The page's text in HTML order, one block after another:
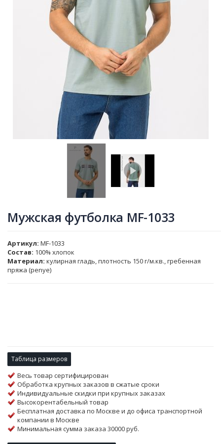
Мужская футболка MF-1033
Артикул MF-1033
Состав: 100% хлопок
Материал: кулирная гладь, плотность 150 г/м.кв., гребенная
пряжа (penye)
Таблица размеров
Весь товар сертифицирован
Обработка крупных заказов в сжатые сроки
Индивидуальные скидки при крупных заказах
Высокорентабельный товар
Бесплатная доставка по Москве и до офиса транспортной
компании в Москве
Минимальная сумма заказа 30000 руб.